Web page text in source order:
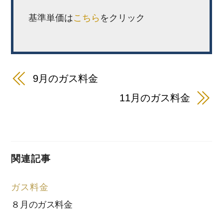
基準単価はこちら をクリック
9月のガス料金
11月のガス料金
関連記事
ガス料金
８月のガス料金